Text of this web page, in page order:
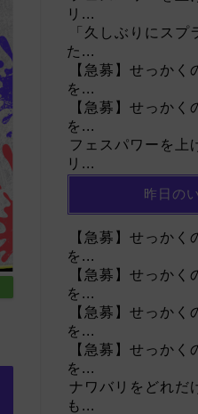
リ...
「久しぶりにス
た...
【急募】せっか
を...
【急募】せっか
を...
フェスパワーを上
リ...
昨日の
【急募】せっか
を...
【急募】せっか
を...
【急募】せっか
を...
【急募】せっか
を...
ナワバリをどれだ
も...